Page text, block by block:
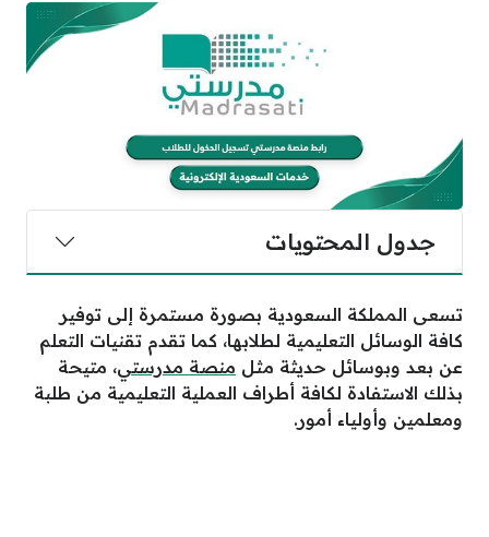
جدول المحتويات
تسعى المملكة السعودية بصورة مستمرة إلى توفير
كافة الوسائل التعليمية لطلابها، كما تقدم تقنيات التعلم
عن بعد وبوسائل حديثة مثل منصة مدرستي، متيحة
بذلك الاستفادة لكافة أطراف العملية التعليمية من طلبة
ومعلمين وأولياء أمور.